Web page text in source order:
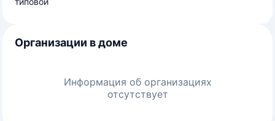
Организации в доме
Информация об организациях
отсутствует